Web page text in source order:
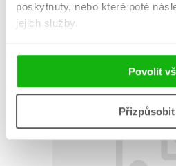
poskytnuty, nebo které poté
jejich služby.
Povolit
Přizpůsobit
AUTOR